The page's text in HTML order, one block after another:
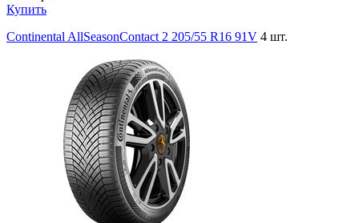
Купить
Continental AllSeasonContact 2 205/55 R16 91V 4 шт.